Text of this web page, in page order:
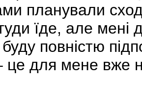
планували
їде, але мені
повністю
це для мене вже